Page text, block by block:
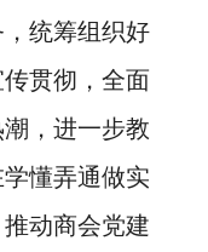
统筹组织好
贯彻，全面
，进一步教
懂弄通做实
动商会党建